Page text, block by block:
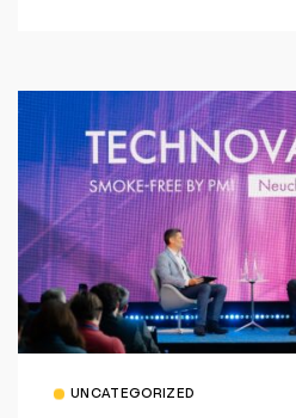
UNCATEGORIZED